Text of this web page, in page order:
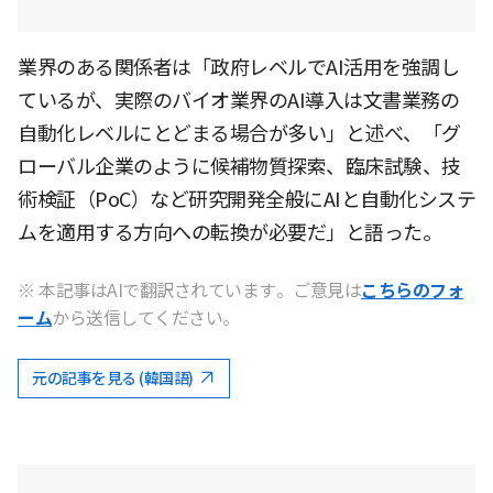
業界のある関係者は「政府レベルでAI活用を強調し
ているが、実際のバイオ業界のAI導入は文書業務の
自動化レベルにとどまる場合が多い」と述べ、「グ
ローバル企業のように候補物質探索、臨床試験、技
術検証（PoC）など研究開発全般にAIと自動化システ
ムを適用する方向への転換が必要だ」と語った。
※ 本記事はAIで翻訳されています。ご意見はこちらのフォ
ームから送信してください。
元の記事を見る (韓国語)